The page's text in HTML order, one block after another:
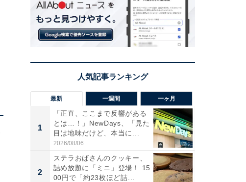
最新 一週間 一ヶ月
1
「正直、ここまで反響がある
とは…！」NewDays、「見た
目は地味だけど、本当に...
2026/08/06
2
ステラおばさんのクッキー、
詰め放題に「ミニ」登場！ 15
00円で「約23枚ほど詰...